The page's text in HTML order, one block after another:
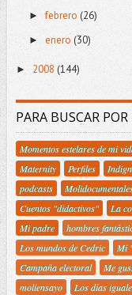
►febrero (26)
► enero (30)
► 2008 (144)
PARA BUSCAR
Momentos estelares de mi
Maternity
Perfiles
podcasts
Cuentos "didactivos"
La
Mi padre
hombres
Los mundos de Cedric
Mi
Campaña electoral
Me
moliensayo
Los días